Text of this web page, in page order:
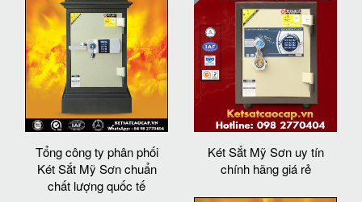
Tổng công ty phân phối
Két Sắt Mỹ Sơn chuẩn
chất lượng quốc tế
Két Sắt Mỹ Sơn uy tín
chính hãng giá rẻ